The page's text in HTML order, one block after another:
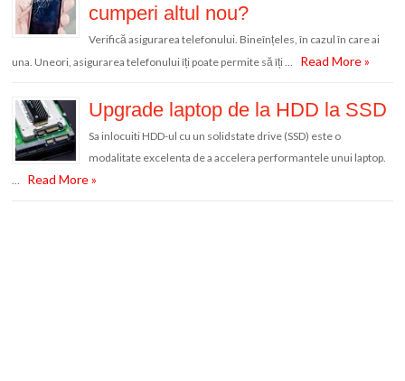
cumperi altul nou?
Verifică asigurarea telefonului. Bineînțeles, în cazul în care ai
una. Uneori, asigurarea telefonului îți poate permite să îți …
Read More »
Upgrade laptop de la HDD la SSD
Sa inlocuiti HDD-ul cu un solidstate drive (SSD) este o
modalitate excelenta de a accelera performantele unui laptop.
Read More »